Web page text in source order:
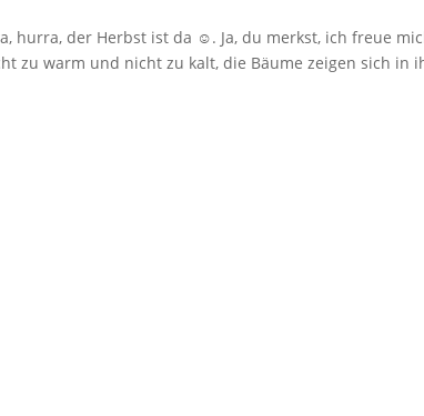
hurra, der Herbst ist da ☺. Ja, du merkst, ich freue
zu warm und nicht zu kalt, die Bäume zeigen sich in